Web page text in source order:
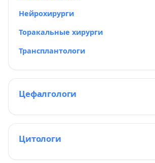
Нейрохирурги
Торакальные хирурги
Трансплантологи
Цефалгологи
Цитологи